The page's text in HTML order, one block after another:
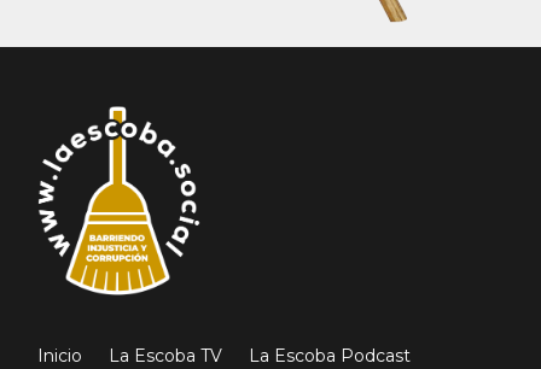
Inicio La Escoba TV La Escoba Podcast